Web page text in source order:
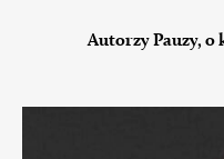
Autorzy Pauzy, o